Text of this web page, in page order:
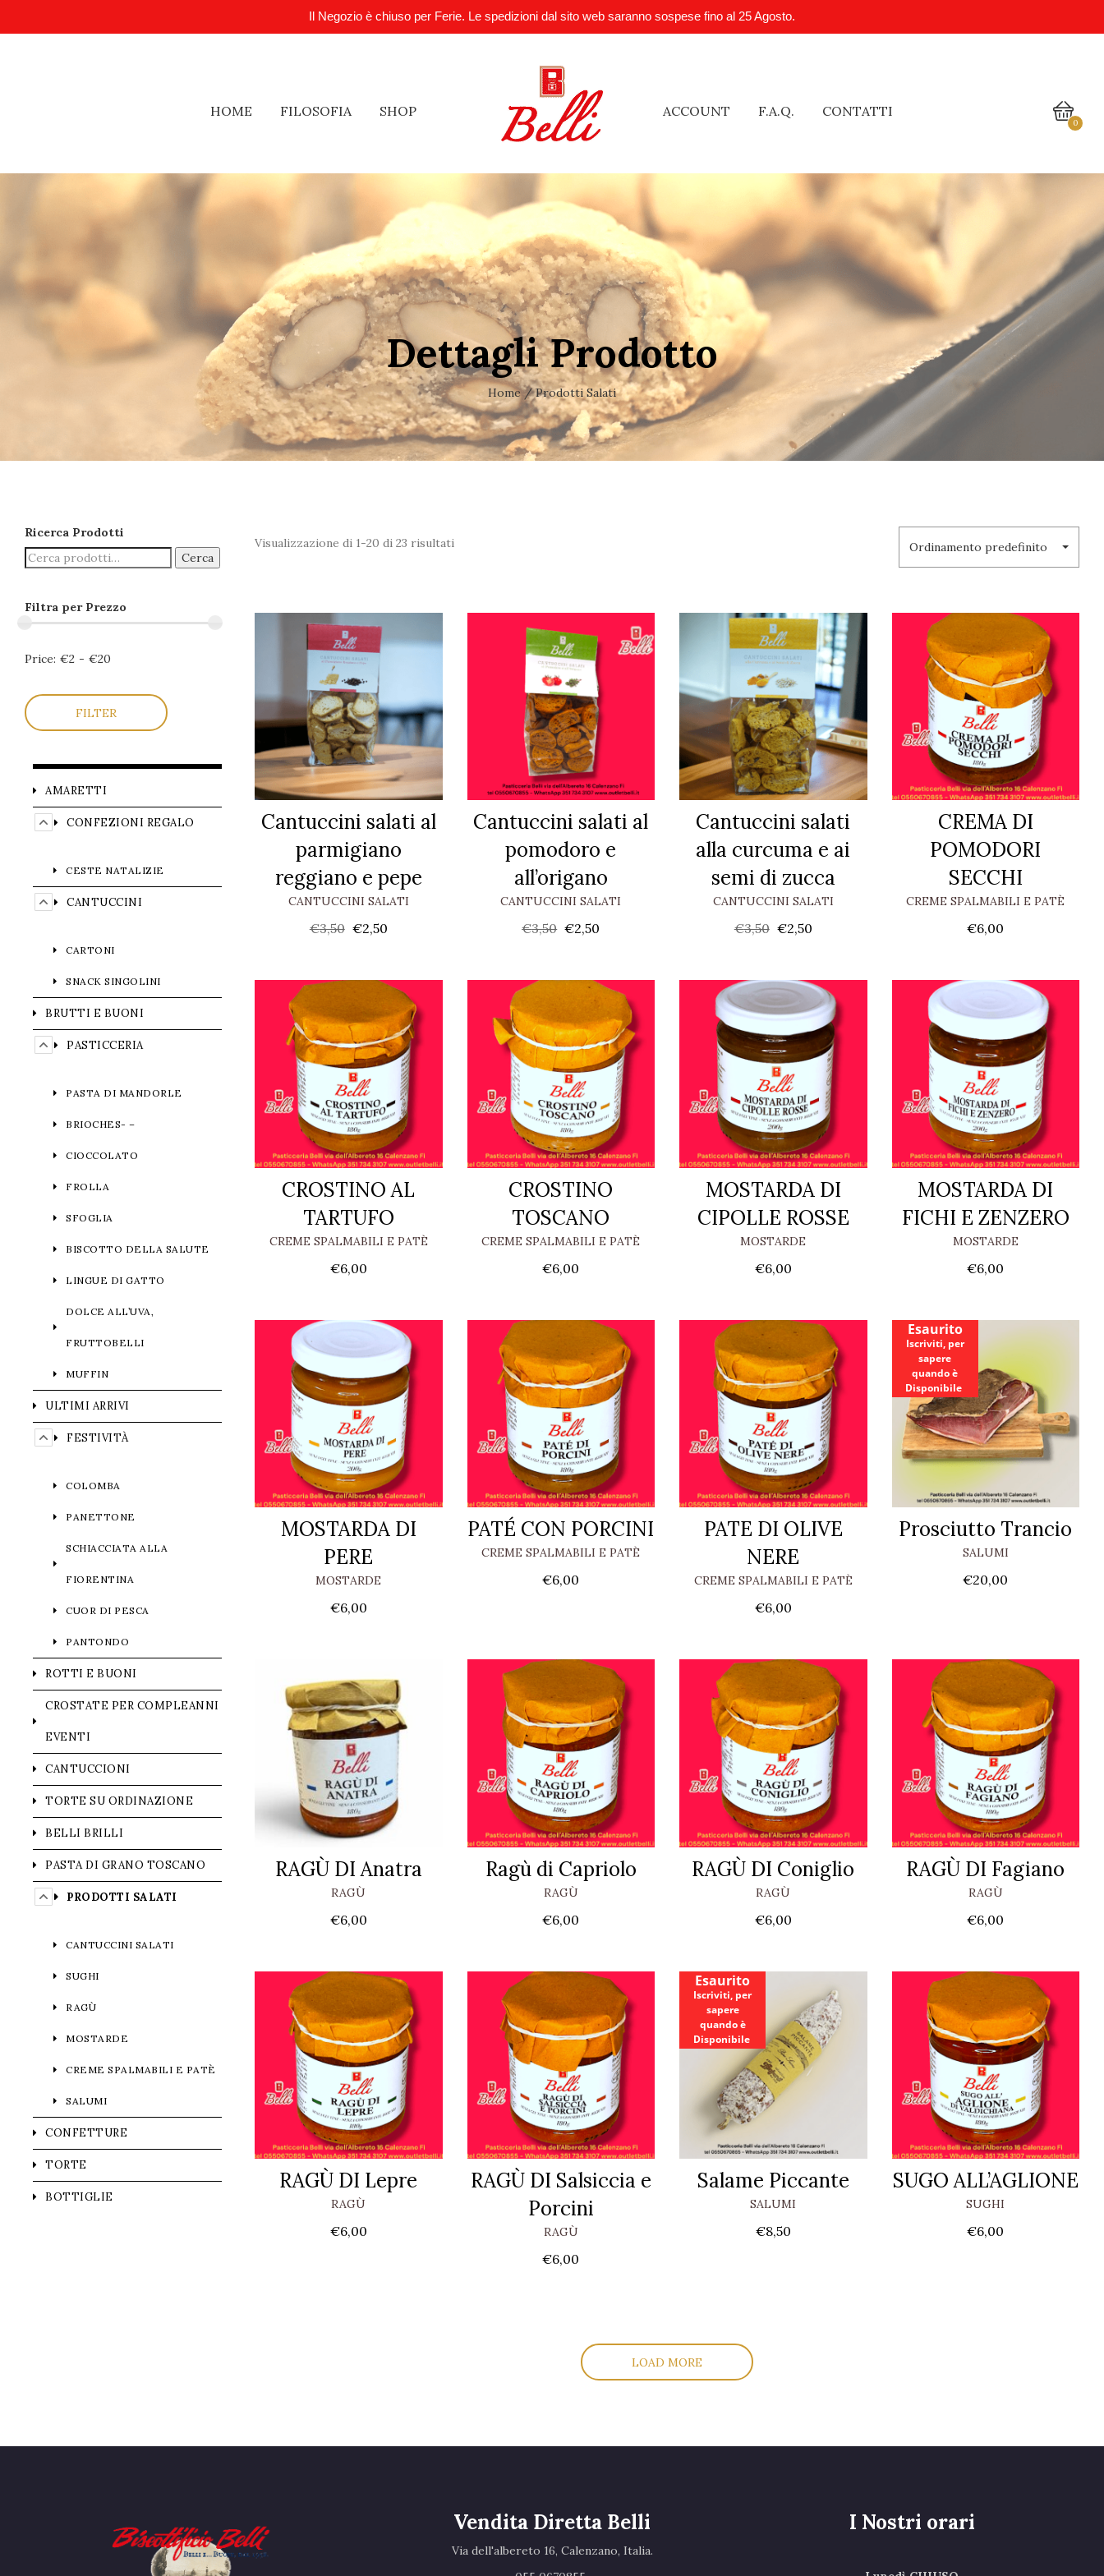
Il Negozio è chiuso per Ferie. Le spedizioni dal sito web saranno sospese fino al 25 Agosto.
HOME FILOSOFIA SHOP ACCOUNT F.A.Q. CONTATTI
0
Dettagli Prodotto
Home/ Prodotti Salati
Visualizzazione di 1-20 di 23 risultati Ordinamento predefinito
Cantuccini salati al
parmigiano
reggiano e pepe
CANTUCCINI SALATI
€3,50 €2,50
Cantuccini salati al
pomodoro e
all’origano
CANTUCCINI SALATI
€3,50 €2,50
Cantuccini salati
alla curcuma e ai
semi di zucca
CANTUCCINI SALATI
€3,50 €2,50
CREMA DI
POMODORI
SECCHI
CREME SPALMABILI E PATÈ
€6,00
CROSTINO AL
TARTUFO
CREME SPALMABILI E PATÈ
€6,00
CROSTINO
TOSCANO
CREME SPALMABILI E PATÈ
€6,00
MOSTARDA DI
CIPOLLE ROSSE
MOSTARDE
€6,00
MOSTARDA DI
FICHI E ZENZERO
MOSTARDE
€6,00
MOSTARDA DI
PERE
MOSTARDE
€6,00
PATÉ CON PORCINI
CREME SPALMABILI E PATÈ
€6,00
PATE DI OLIVE
NERE
CREME SPALMABILI E PATÈ
€6,00
Esaurito
Iscriviti, per
sapere
quando è
Disponibile
Prosciutto Trancio
SALUMI
€20,00
RAGÙ DI Anatra
RAGÙ
€6,00
Ragù di Capriolo
RAGÙ
€6,00
RAGÙ DI Coniglio
RAGÙ
€6,00
RAGÙ DI Fagiano
RAGÙ
€6,00
RAGÙ DI Lepre
RAGÙ
€6,00
RAGÙ DI Salsiccia e
Porcini
RAGÙ
€6,00
Esaurito
Iscriviti, per
sapere
quando è
Disponibile
Salame Piccante
SALUMI
€8,50
SUGO ALL’AGLIONE
SUGHI
€6,00
LOAD MORE
Ricerca Prodotti
Cerca
Filtra per Prezzo
Price: €2 - €20
FILTER
AMARETTI
CONFEZIONI REGALO
CESTE NATALIZIE
CANTUCCINI
CARTONI
SNACK SINGOLINI
BRUTTI E BUONI
PASTICCERIA
PASTA DI MANDORLE
BRIOCHES- –
CIOCCOLATO
FROLLA
SFOGLIA
BISCOTTO DELLA SALUTE
LINGUE DI GATTO
DOLCE ALL’UVA,
FRUTTOBELLI
MUFFIN
ULTIMI ARRIVI
FESTIVITÀ
COLOMBA
PANETTONE
SCHIACCIATA ALLA
FIORENTINA
CUOR DI PESCA
PANTONDO
ROTTI E BUONI
CROSTATE PER COMPLEANNI
EVENTI
CANTUCCIONI
TORTE SU ORDINAZIONE
BELLI BRILLI
PASTA DI GRANO TOSCANO
PRODOTTI SALATI
CANTUCCINI SALATI
SUGHI
RAGÙ
MOSTARDE
CREME SPALMABILI E PATÈ
SALUMI
CONFETTURE
TORTE
BOTTIGLIE
Vendita Diretta Belli
Via dell'albereto 16, Calenzano, Italia.‎
I Nostri orari